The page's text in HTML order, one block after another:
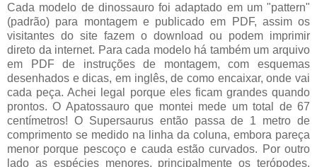
Cada modelo de dinossauro foi adaptado em um "pattern"
(padrão) para montagem e publicado em PDF, assim os
visitantes do site fazem o download ou podem imprimir
direto da internet. Para cada modelo há também um arquivo
em PDF de instruções de montagem, com esquemas
desenhados e dicas, em inglês, de como encaixar, onde vai
cada peça. Achei legal porque eles ficam grandes quando
prontos. O Apatossauro que montei mede um total de 67
centímetros! O Supersaurus então passa de 1 metro de
comprimento se medido na linha da coluna, embora pareça
menor porque pescoço e cauda estão curvados. Por outro
lado as espécies menores, principalmente os terópodes,